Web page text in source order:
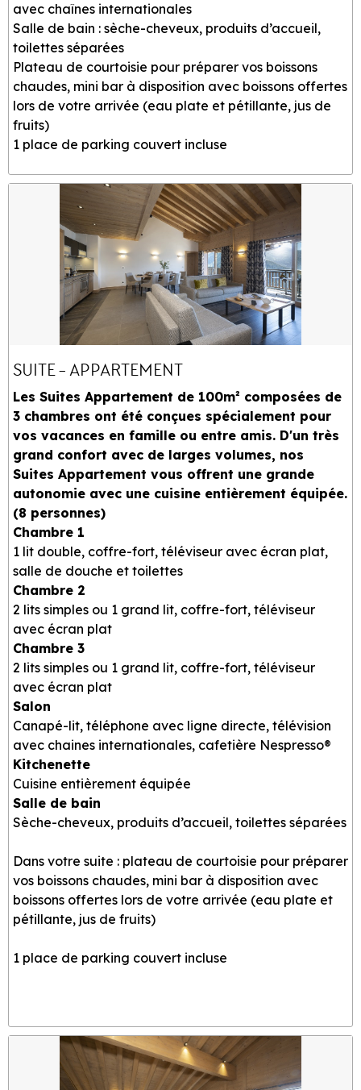
avec chaînes internationales
Salle de bain : sèche-cheveux, produits d’accueil,
toilettes séparées
Plateau de courtoisie pour préparer vos boissons
chaudes, mini bar à disposition avec boissons offertes
lors de votre arrivée (eau plate et pétillante, jus de
fruits)
1 place de parking couvert incluse
SUITE - APPARTEMENT
Les Suites Appartement de 100m² composées de
3 chambres ont été conçues spécialement pour
vos vacances en famille ou entre amis. D'un très
grand confort avec de larges volumes, nos
Suites Appartement vous offrent une grande
autonomie avec une cuisine entièrement équipée.
(8 personnes)
Chambre 1
1 lit double, coffre-fort, téléviseur avec écran plat,
salle de douche et toilettes
Chambre 2
2 lits simples ou 1 grand lit, coffre-fort, téléviseur
avec écran plat
Chambre 3
2 lits simples ou 1 grand lit, coffre-fort, téléviseur
avec écran plat
Salon
Canapé-lit, téléphone avec ligne directe, télévision
avec chaines internationales, cafetière Nespresso®
Kitchenette
Cuisine entièrement équipée
Salle de bain
Sèche-cheveux, produits d’accueil, toilettes séparées
Dans votre suite : plateau de courtoisie pour préparer
vos boissons chaudes, mini bar à disposition avec
boissons offertes lors de votre arrivée (eau plate et
pétillante, jus de fruits)
1 place de parking couvert incluse